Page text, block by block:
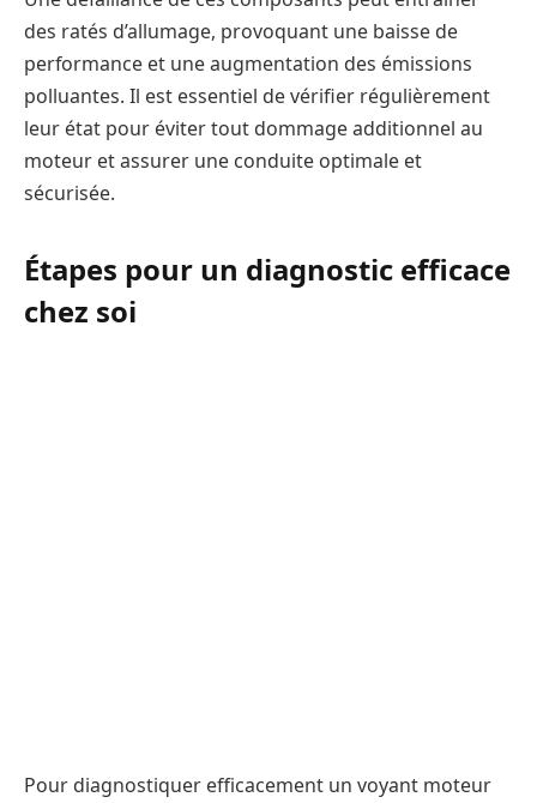
des ratés d’allumage, provoquant une baisse de
performance et une augmentation des émissions
polluantes. Il est essentiel de vérifier régulièrement
leur état pour éviter tout dommage additionnel au
moteur et assurer une conduite optimale et
sécurisée.
Étapes pour un diagnostic efficace
chez soi
Pour diagnostiquer efficacement un voyant moteur